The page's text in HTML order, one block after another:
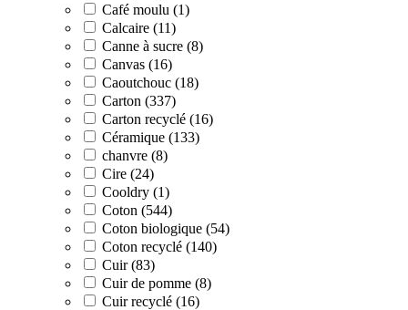
Café moulu (1)
Calcaire (11)
Canne à sucre (8)
Canvas (16)
Caoutchouc (18)
Carton (337)
Carton recyclé (16)
Céramique (133)
chanvre (8)
Cire (24)
Cooldry (1)
Coton (544)
Coton biologique (54)
Coton recyclé (140)
Cuir (83)
Cuir de pomme (8)
Cuir recyclé (16)